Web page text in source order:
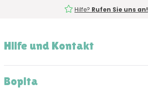
Hilfe? Rufen Sie uns an!
Hilfe und Kontakt
Bopita